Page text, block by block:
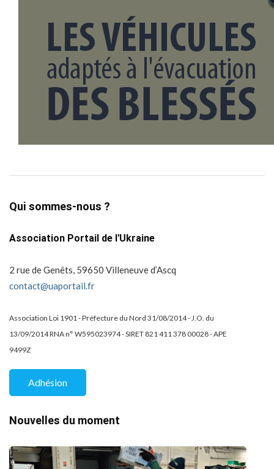
Qui sommes-nous ?
Association Portail de l'Ukraine
2 rue de Genêts, 59650 Villeneuve d’Ascq
contact@uaportail.fr
Association Loi 1901 - Préfecture du Nord 31/08/2014 - J.O. du
13/09/2014 RNA n° W595023974 - SIRET 821 411 378 00028 - APE
9499Z
Adhésion
Nouvelles du moment